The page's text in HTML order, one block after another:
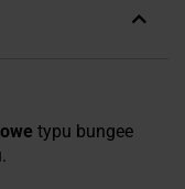
typu bungee